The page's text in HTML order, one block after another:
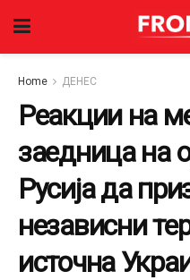
Home ДЕНЕС
Реакции на
заедница на
Русија да
независни
источна